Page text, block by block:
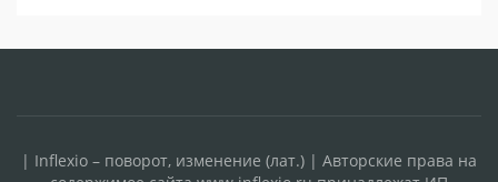
| Inflexio – поворот, изменение (лат.) | Авторские права на